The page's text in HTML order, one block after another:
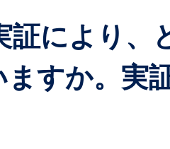
証により
ますか。実